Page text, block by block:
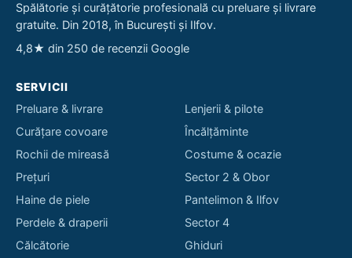
Spălătorie și curățătorie profesională cu preluare și livrare
gratuite. Din 2018, în București și Ilfov.
4,8★ din 250 de recenzii Google
SERVICII
Preluare & livrare
Curățare covoare
Rochii de mireasă
Prețuri
Haine de piele
Perdele & draperii
Călcătorie
Lenjerii & pilote
Încălțăminte
Costume & ocazie
Sector 2 & Obor
Pantelimon & Ilfov
Sector 4
Ghiduri